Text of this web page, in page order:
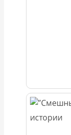
истории